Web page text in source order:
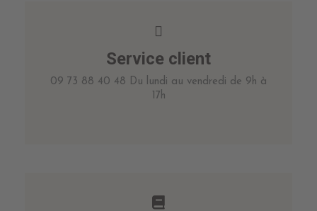
Service client
09 73 88 40 48 Du lundi au vendredi de 9h à
17h